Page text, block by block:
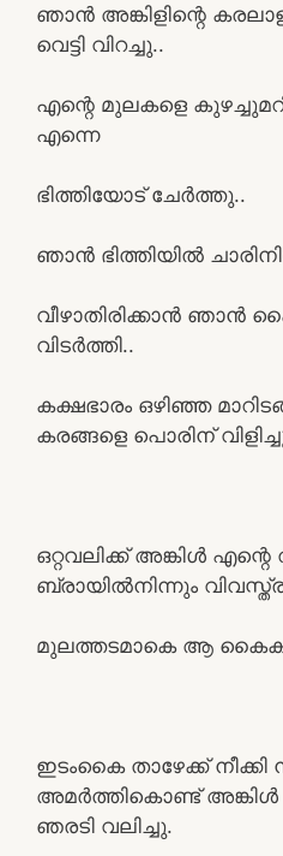
ഞാൻ അങ്കിളിന്റെ
വെട്ടി വിറച്ചു..
എന്റെ മുലകളെ
എന്നെ
ഭിത്തിയോട് ചേർത്തു..
ഞാൻ ഭിത്തിയിൽ
വീഴാതിരിക്കാൻ ഞാൻ
വിടർത്തി..
കക്ഷഭാരം ഒഴിഞ്ഞ
കരങ്ങളെ പൊരിന്
ഒറ്റവലിക്ക് അങ്കിൾ
ബ്രായിൽനിന്നും
മുലത്തടമാകെ ആ
ഇടംകൈ താഴേക്ക് നീക്കി
അമർത്തികൊണ്ട് അങ്കിൾ
ഞരടി വലിച്ചു.